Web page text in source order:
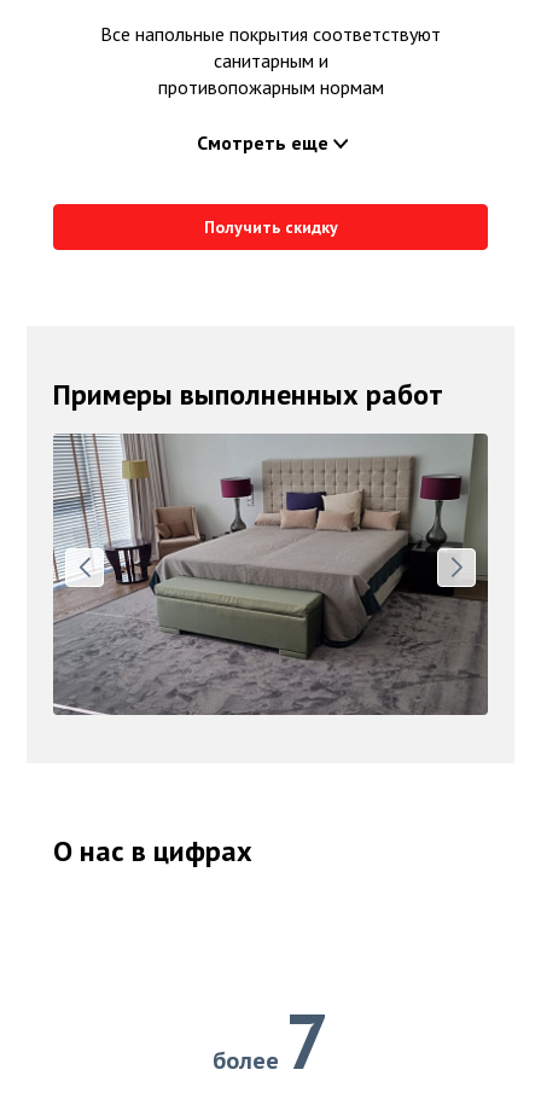
Все напольные покрытия соответствуют
санитарным и
противопожарным нормам
Смотреть еще
Получить скидку
Примеры выполненных работ
О нас в цифрах
более 7